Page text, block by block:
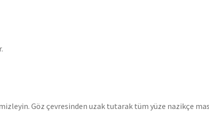
Göz çevresinden uzak tutarak tüm yüze nazikçe